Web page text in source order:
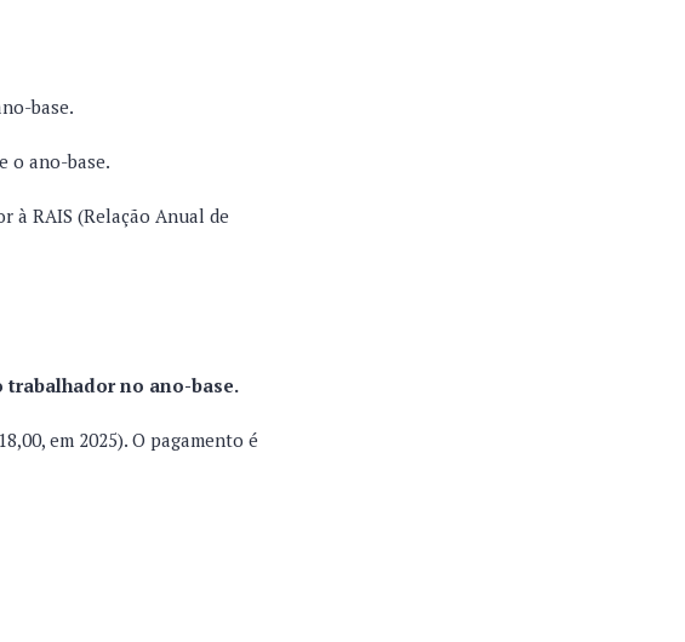
base.
o ano-base.
à RAIS (Relação Anual de
no ano-base.
em 2025). O pagamento é